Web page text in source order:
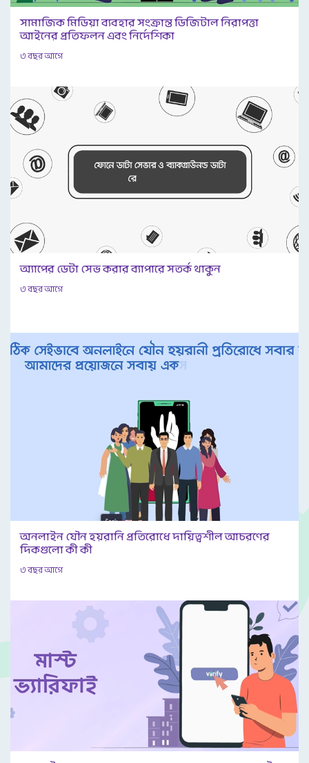
সামাজিক মিডিয়া ব্যবহার সংক্রান্ত ডিজিটাল নিরাপত্তা
আইনের প্রতিফলন এবং নির্দেশিকা
৩ বছর আগে
অ্যাপের ডেটা সেভ করার ব্যাপারে সতর্ক থাকুন
৩ বছর আগে
অনলাইন যৌন হয়রানি প্রতিরোধে দায়িত্বশীল আচরণের
দিকগুলো কী কী
৩ বছর আগে